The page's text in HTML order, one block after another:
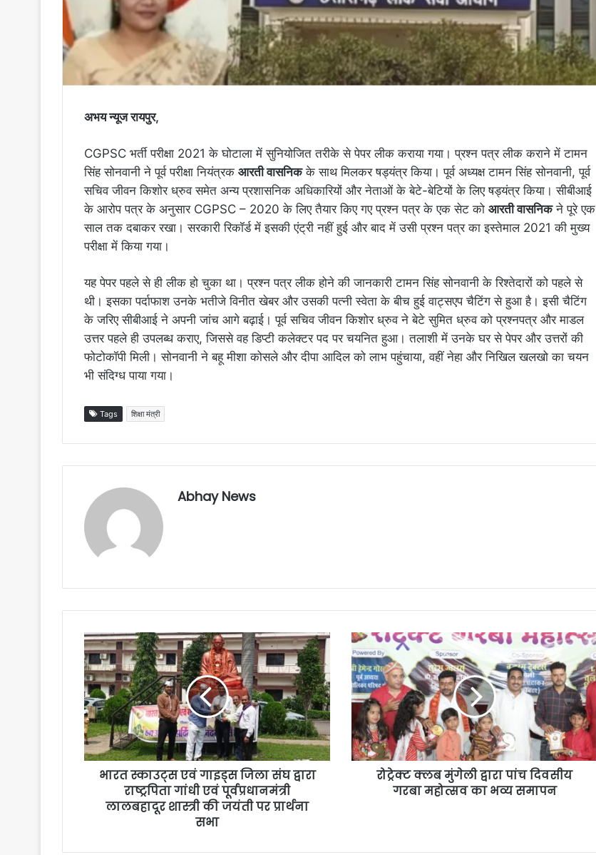
अभय न्यूज रायपुर,
CGPSC भर्ती परीक्षा 2021 के घोटाला में सुनियोजित तरीके से पेपर लीक कराया गया। प्रश्न पत्र लीक कराने में टामन
सिंह सोनवानी ने पूर्व परीक्षा नियंत्रक आरती वासनिकके साथ मिलकर षड्यंत्र किया। पूर्व अध्यक्ष टामन सिंह सोनवानी, पूर्व
सचिव जीवन किशोर ध्रुव समेत अन्य प्रशासनिक अधिकारियों और नेताओं के बेटे-बेटियों के लिए षड्यंत्र किया। सीबीआई
के आरोप पत्र के अनुसार CGPSC – 2020 के लिए तैयार किए गए प्रश्न पत्र के एक सेट को आरती वासनिकने पूरे एक
साल तक दबाकर रखा। सरकारी रिकॉर्ड में इसकी एंट्री नहीं हुई और बाद में उसी प्रश्न पत्र का इस्तेमाल 2021 की मुख्य
परीक्षा में किया गया।
यह पेपर पहले से ही लीक हो चुका था। प्रश्न पत्र लीक होने की जानकारी टामन सिंह सोनवानी के रिश्तेदारों को पहले से
थी। इसका पर्दाफाश उनके भतीजे विनीत खेबर और उसकी पत्नी स्वेता के बीच हुई वाट्सएप चैटिंग से हुआ है। इसी चैटिंग
के जरिए सीबीआई ने अपनी जांच आगे बढ़ाई। पूर्व सचिव जीवन किशोर ध्रुव ने बेटे सुमित ध्रुव को प्रश्नपत्र और माडल
उत्तर पहले ही उपलब्ध कराए, जिससे वह डिप्टी कलेक्टर पद पर चयनित हुआ। तलाशी में उनके घर से पेपर और उत्तरों की
फोटोकॉपी मिली। सोनवानी ने बहू मीशा कोसले और दीपा आदिल को लाभ पहुंचाया, वहीं नेहा और निखिल खलखो का चयन
भी संदिग्ध पाया गया।
Tags शिक्षा मंत्री
Abhay News
भारत स्काउट्स एवं गाइड्स जिला संघ द्वारा
राष्ट्रपिता गांधी एवं पूर्वप्रधानमंत्री
लालबहादूर शास्त्री की जयंती पर प्रार्थना
सभा
रोट्रेक्ट क्लब मुंगेली द्वारा पांच दिवसीय
गरबा महोत्सव का भव्य समापन